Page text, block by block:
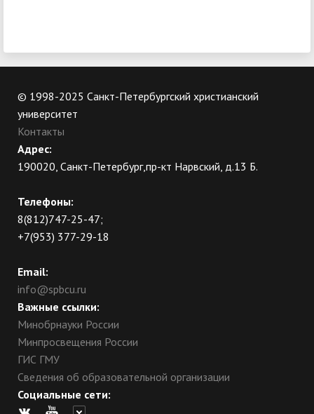
© 1998-2025 Санкт-Петербургский христианский
университет
Контакты
Адрес:
190020, Санкт-Петербург,пр-кт Нарвский, д.13 Б.
Телефоны:
8(812)747-25-47;
+7(953) 377-29-18
Email:
info@spbcu.ru
Важные ссылки:
Минобрнауки России
Минпросвещения России
ГИС ГМУ
Сведения об образовательной организации
Социальные сети: